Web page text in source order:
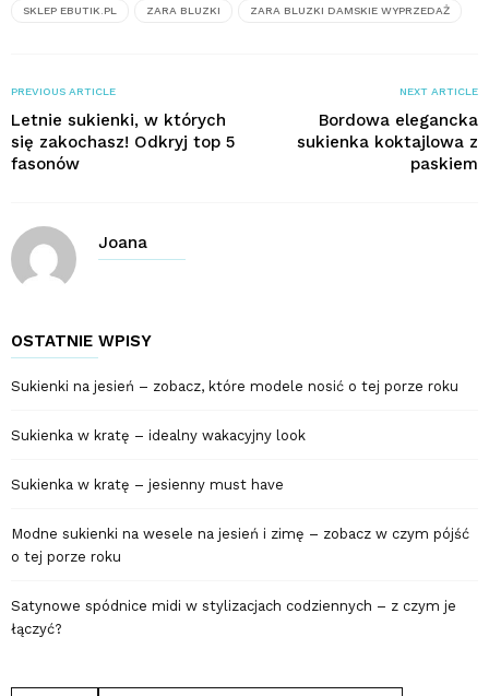
SKLEP EBUTIK.PL ZARA BLUZKI ZARA BLUZKI DAMSKIE WYPRZEDAŻ
PREVIOUS ARTICLE
Letnie sukienki, w których
się zakochasz! Odkryj top 5
fasonów
NEXT ARTICLE
Bordowa elegancka
sukienka koktajlowa z
paskiem
Joana
OSTATNIE WPISY
Sukienki na jesień – zobacz, które modele nosić o tej porze roku
Sukienka w kratę – idealny wakacyjny look
Sukienka w kratę – jesienny must have
Modne sukienki na wesele na jesień i zimę – zobacz w czym pójść
o tej porze roku
Satynowe spódnice midi w stylizacjach codziennych – z czym je
łączyć?